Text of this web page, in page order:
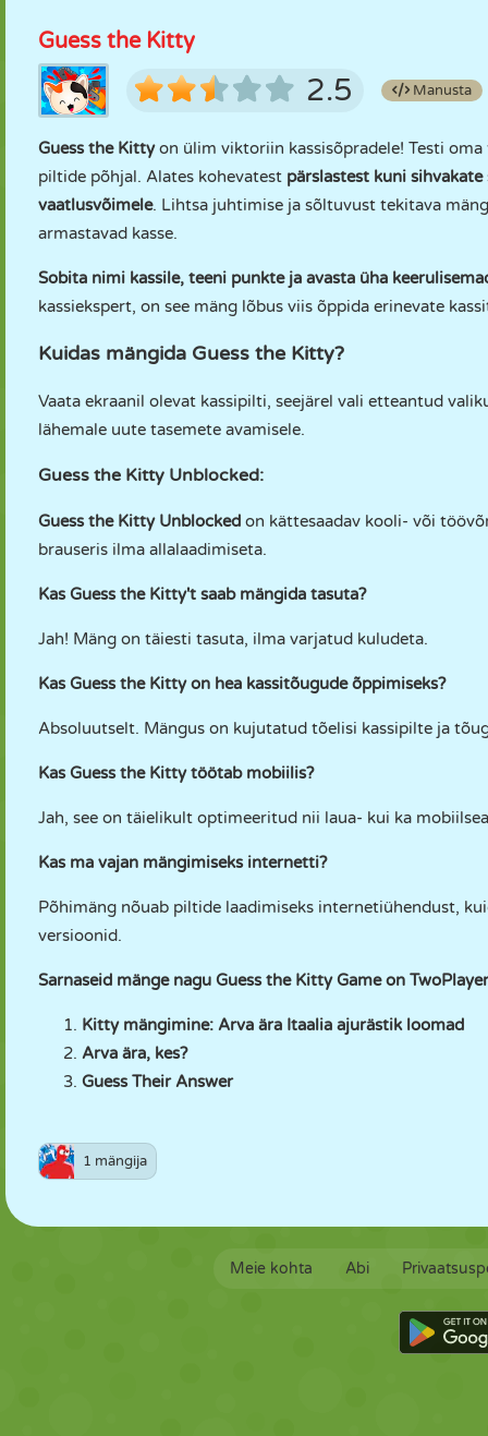
Guess the Kitty
2.5 Manusta
Guess the Kittyon ülim viktoriin kassisõpradele! Testi
piltide põhjal. Alates kohevatest pärslastest kuni sihvakate
vaatlusvõimele. Lihtsa juhtimise ja sõltuvust tekitava
armastavad kasse.
Sobita nimi kassile, teeni punkte ja avasta üha
kassiekspert, on see mäng lõbus viis õppida erinevate
Kuidas mängida Guess the Kitty?
Vaata ekraanil olevat kassipilti, seejärel vali etteantud
lähemale uute tasemete avamisele.
Guess the Kitty Unblocked:
Guess the Kitty Unblocked on kättesaadav kooli- või
brauseris ilma allalaadimiseta.
Kas Guess the Kitty't saab mängida tasuta?
Jah! Mäng on täiesti tasuta, ilma varjatud kuludeta.
Kas Guess the Kitty on hea kassitõugude õppimiseks?
Absoluutselt. Mängus on kujutatud tõelisi kassipilte ja
Kas Guess the Kitty töötab mobiilis?
Jah, see on täielikult optimeeritud nii laua- kui ka
Kas ma vajan mängimiseks internetti?
Põhimäng nõuab piltide laadimiseks internetiühendust,
versioonid.
Sarnaseid mänge nagu Guess the Kitty Game on
Kitty mängimine: Arva ära Itaalia ajurästik loomad
Arva ära, kes?
Guess Their Answer
1 mängija
Meie kohta Abi